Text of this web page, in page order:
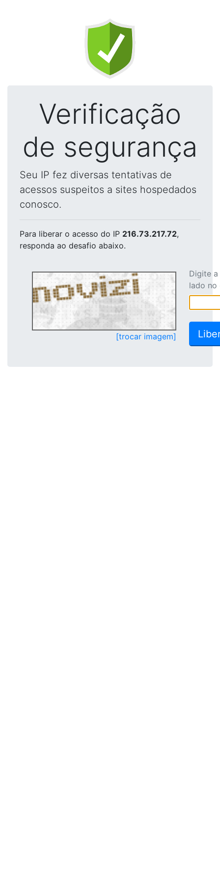
Verificação
de segurança
Seu IP fez diversas tentativas de
acessos suspeitos a sites hospedados
conosco.
Para liberar o acesso do IP 216.73.217.72,
responda ao desafio abaixo.
[trocar imagem]
Digite
lado no